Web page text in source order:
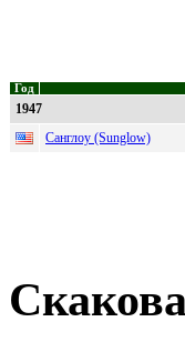
Год
1947
Санглоу (Sunglow)